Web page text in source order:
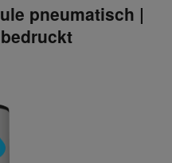
pneumatisch |